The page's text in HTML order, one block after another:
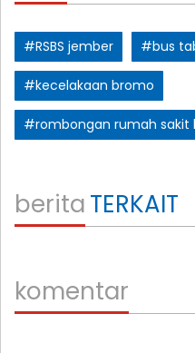
#RSBS jember #bus
#kecelakaan bromo
#rombongan rumah sakit
beritaTERKAIT
komentar